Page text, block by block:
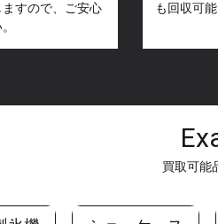
ますので、ご安心
も回収可能
買取可能